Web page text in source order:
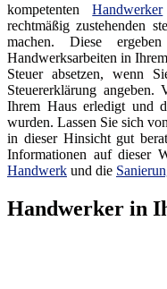
kompetentenHandwerker
rechtmäßig zustehenden
machen. Diese
Handwerksarbeiten in
Steuer absetzen, wenn
Steuererklärung angeben.
Ihrem Haus erledigt und
wurden. Lassen Sie sich
in dieser Hinsicht gut
Informationen auf dieser
Handwerk und die
Handwerker in